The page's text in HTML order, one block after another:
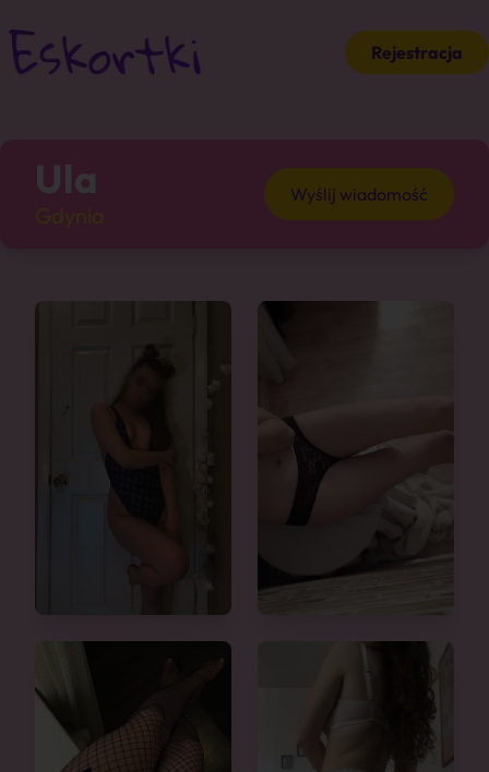
Rejestracja
Ula Wyślij wiadomość